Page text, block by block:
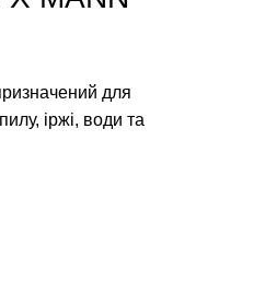
для
іржі, води та